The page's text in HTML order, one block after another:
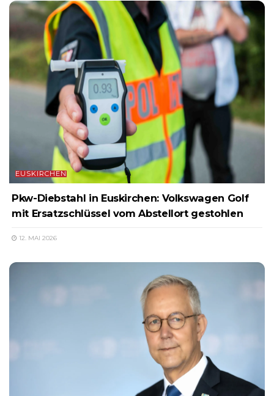
EUSKIRCHEN
Pkw-Diebstahl in Euskirchen: Volkswagen Golf
mit Ersatzschlüssel vom Abstellort gestohlen
12. MAI 2026